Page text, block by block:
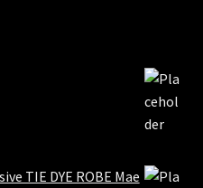
TIE DYE ROBE Mae